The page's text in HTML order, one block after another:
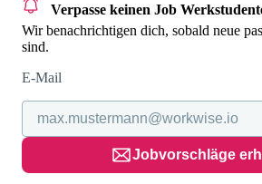
Verpasse keinen Job
Wir benachrichtigen dich, sobald neue
sind.
E-Mail
Jobvorschläge